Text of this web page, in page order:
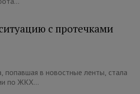
с протечками
попавшая в новостные ленты, стала
по ЖКХ...